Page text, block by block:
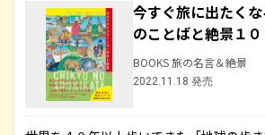
今すぐ旅に出たく
のことばと絶景１０
BOOKS 旅の名言＆絶景
2022.11.18 発売